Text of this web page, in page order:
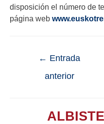
disposición el número de
página web
← Entrada
anterior